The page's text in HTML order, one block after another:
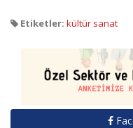
Etiketler: kültür sanat